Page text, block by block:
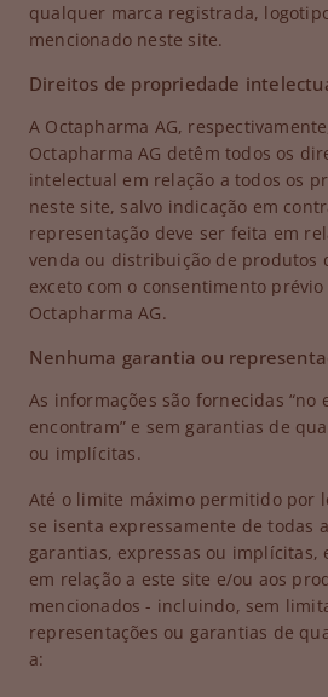
qualquer marca registrada,
mencionado neste site.
Direitos de propriedade
A Octapharma AG,
Octapharma AG detêm todos os
intelectual em relação a todos os
neste site, salvo indicação em
representação deve ser feita em
venda ou distribuição de produtos
exceto com o consentimento
Octapharma AG.
Nenhuma garantia ou
As informações são fornecidas “no
encontram” e sem garantias de
ou implícitas.
Até o limite máximo permitido por
se isenta expressamente de todas
garantias, expressas ou implícitas,
em relação a este site e/ou aos
mencionados - incluindo, sem
representações ou garantias de
a: